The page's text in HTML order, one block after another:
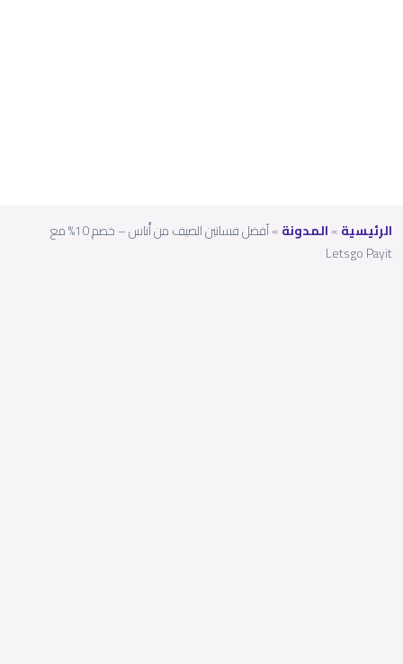
الرئيسية»المدونة»
أفضل فساتين الصيف من أُناس – خصم 10% مع
Letsgo Payit